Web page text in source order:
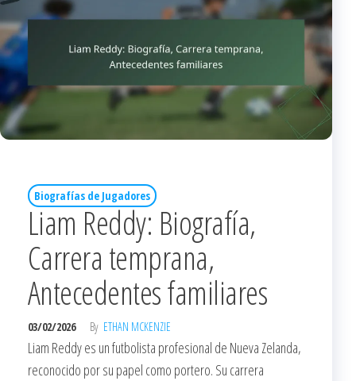
Biografías de Jugadores
Liam Reddy: Biografía,
Carrera temprana,
Antecedentes familiares
03/02/2026 By ETHAN MCKENZIE
Liam Reddy es un futbolista profesional de Nueva Zelanda,
reconocido por su papel como portero. Su carrera